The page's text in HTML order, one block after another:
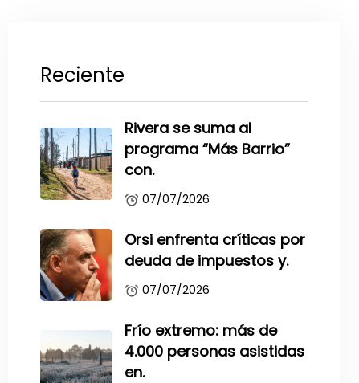
Reciente
Rivera se suma al
programa “Más Barrio”
con.
07/07/2026
Orsi enfrenta críticas por
deuda de impuestos y.
07/07/2026
Frío extremo: más de
4.000 personas asistidas
en.